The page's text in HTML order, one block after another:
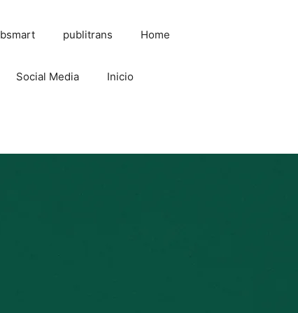
bsmart publitrans Home
Social Media Inicio